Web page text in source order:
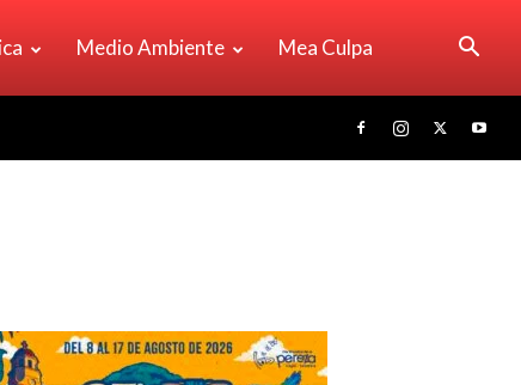
Medio Ambiente Mea Culpa